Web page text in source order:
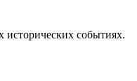
исторических событиях.